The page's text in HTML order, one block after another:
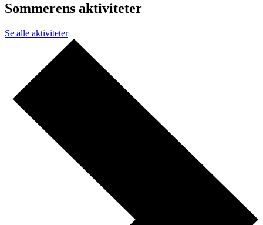
Sommerens aktiviteter
Se alle aktiviteter